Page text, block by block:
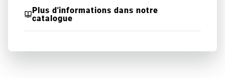
Plus d'informations dans notre
catalogue